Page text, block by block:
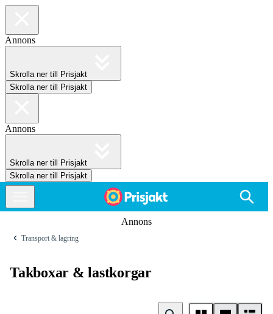
Annons
Skrolla ner till Prisjakt
Skrolla ner till Prisjakt
Annons
Skrolla ner till Prisjakt
Skrolla ner till Prisjakt
Annons
Transport & lagring
Takboxar & lastkorgar